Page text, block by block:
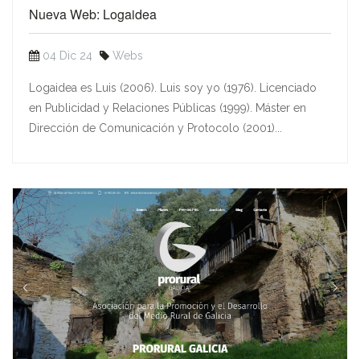
Nueva Web: Logaidea
04 Dic 24 Webs
Logaidea es Luis (2006). Luis soy yo (1976). Licenciado
en Publicidad y Relaciones Públicas (1999). Máster en
Dirección de Comunicación y Protocolo (2001)...